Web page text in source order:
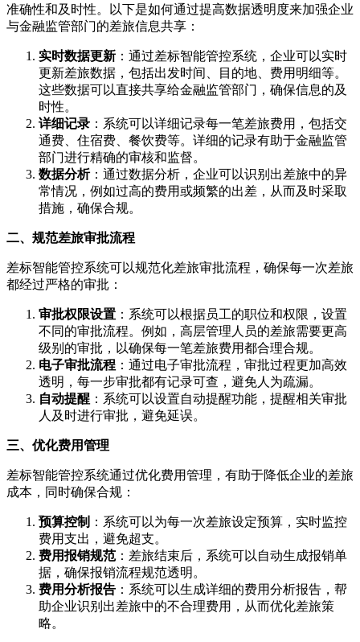
准确性和及时性。以下是如何通过提高数据透明度来加强企业
与金融监管部门的差旅信息共享：
实时数据更新 ：通过差标智能管控系统，企业可以实时
更新差旅数据，包括出发时间、目的地、费用明细等。
这些数据可以直接共享给金融监管部门，确保信息的及
时性。
详细记录 ：系统可以详细记录每一笔差旅费用，包括交
通费、住宿费、餐饮费等。详细的记录有助于金融监管
部门进行精确的审核和监督。
数据分析：通过数据分析，企业可以识别出差旅中的异
常情况，例如过高的费用或频繁的出差，从而及时采取
措施，确保合规。
二、规范差旅审批流程
差标智能管控系统可以规范化差旅审批流程，确保每一次差旅
都经过严格的审批：
审批权限设置 ：系统可以根据员工的职位和权限，设置
不同的审批流程。例如，高层管理人员的差旅需要更高
级别的审批，以确保每一笔差旅费用都合理合规。
电子审批流程 ：通过电子审批流程，审批过程更加高效
透明，每一步审批都有记录可查，避免人为疏漏。
自动提醒 ：系统可以设置自动提醒功能，提醒相关审批
人及时进行审批，避免延误。
三、优化费用管理
差标智能管控系统通过优化费用管理，有助于降低企业的差旅
成本，同时确保合规：
预算控制 ：系统可以为每一次差旅设定预算，实时监控
费用支出，避免超支。
费用报销规范：差旅结束后，系统可以自动生成报销单
据，确保报销流程规范透明。
费用分析报告 ：系统可以生成详细的费用分析报告，帮
助企业识别出差旅中的不合理费用，从而优化差旅策
略。